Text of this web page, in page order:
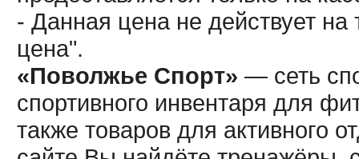
- Данная цена не действует
цена".
«Поволжье Спорт» — сеть
спортивного инвентаря для
также товаров для активного